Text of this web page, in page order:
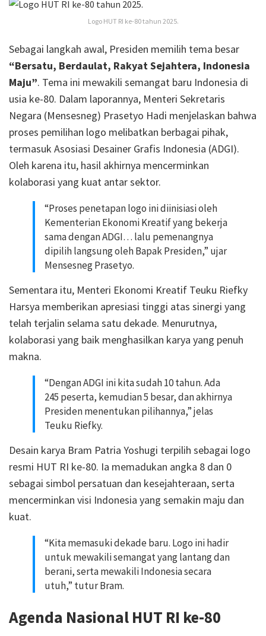
Logo HUT RI ke-80 tahun 2025.
Sebagai langkah awal, Presiden memilih tema besar
“Bersatu, Berdaulat, Rakyat Sejahtera, Indonesia
Maju”. Tema ini mewakili semangat baru Indonesia di
usia ke-80. Dalam laporannya, Menteri Sekretaris
Negara (Mensesneg) Prasetyo Hadi menjelaskan bahwa
proses pemilihan logo melibatkan berbagai pihak,
termasuk Asosiasi Desainer Grafis Indonesia (ADGI).
Oleh karena itu, hasil akhirnya mencerminkan
kolaborasi yang kuat antar sektor.
“Proses penetapan logo ini diinisiasi oleh
Kementerian Ekonomi Kreatif yang bekerja
sama dengan ADGI… lalu pemenangnya
dipilih langsung oleh Bapak Presiden,” ujar
Mensesneg Prasetyo.
Sementara itu, Menteri Ekonomi Kreatif Teuku Riefky
Harsya memberikan apresiasi tinggi atas sinergi yang
telah terjalin selama satu dekade. Menurutnya,
kolaborasi yang baik menghasilkan karya yang penuh
makna.
“Dengan ADGI ini kita sudah 10 tahun. Ada
245 peserta, kemudian 5 besar, dan akhirnya
Presiden menentukan pilihannya,” jelas
Teuku Riefky.
Desain karya Bram Patria Yoshugi terpilih sebagai logo
resmi HUT RI ke-80. Ia memadukan angka 8 dan 0
sebagai simbol persatuan dan kesejahteraan, serta
mencerminkan visi Indonesia yang semakin maju dan
kuat.
“Kita memasuki dekade baru. Logo ini hadir
untuk mewakili semangat yang lantang dan
berani, serta mewakili Indonesia secara
utuh,” tutur Bram.
Agenda Nasional HUT RI ke-80